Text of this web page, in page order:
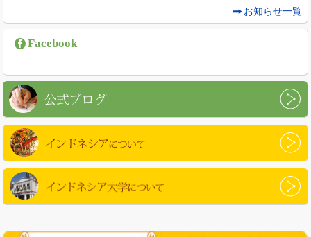
お知らせ一覧
Facebook
公式ブログ
インドネシアについて
インドネシア大学について